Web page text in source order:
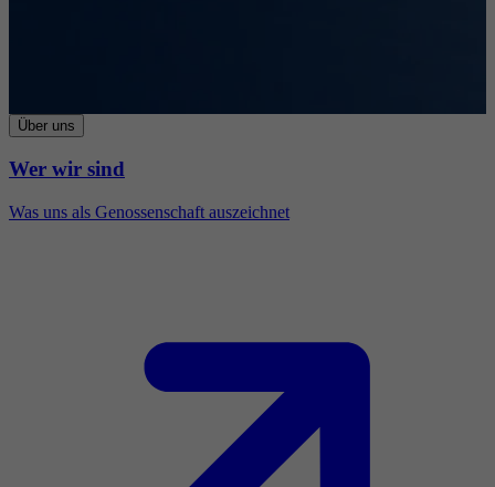
Über uns
Wer wir sind
Was uns als Genossenschaft auszeichnet